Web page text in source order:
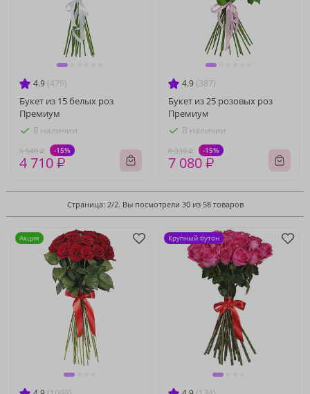
4.9 (479)
Букет из 15 белых роз
Премиум
В наличии
5 540 ₽ -15%
4 710 ₽
4.9 (387)
Букет из 25 розовых роз
Премиум
В наличии
8 330 ₽ -15%
7 080 ₽
Страница: 2/2. Вы посмотрели 30 из 58 товаров
Акция Крупный бутон